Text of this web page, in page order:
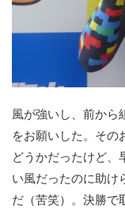
風が強いし、前から
をお願いした。その
どうかだったけど、
い風だったのに助け
だ（苦笑）。決勝で